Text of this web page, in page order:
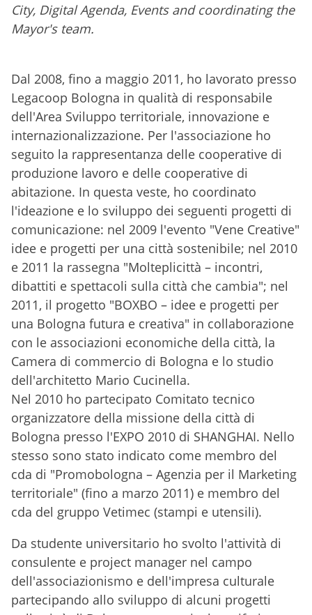
City, Digital Agenda, Events and coordinating the
Mayor's team.
Dal 2008, fino a maggio 2011, ho lavorato presso
Legacoop Bologna in qualità di responsabile
dell'Area Sviluppo territoriale, innovazione e
internazionalizzazione. Per l'associazione ho
seguito la rappresentanza delle cooperative di
produzione lavoro e delle cooperative di
abitazione. In questa veste, ho coordinato
l'ideazione e lo sviluppo dei seguenti progetti di
comunicazione: nel 2009 l'evento "Vene Creative"
idee e progetti per una città sostenibile; nel 2010
e 2011 la rassegna "Molteplicittà – incontri,
dibattiti e spettacoli sulla città che cambia"; nel
2011, il progetto "BOXBO – idee e progetti per
una Bologna futura e creativa" in collaborazione
con le associazioni economiche della città, la
Camera di commercio di Bologna e lo studio
dell'architetto Mario Cucinella.
Nel 2010 ho partecipato Comitato tecnico
organizzatore della missione della città di
Bologna presso l'EXPO 2010 di SHANGHAI. Nello
stesso sono stato indicato come membro del
cda di "Promobologna – Agenzia per il Marketing
territoriale" (fino a marzo 2011) e membro del
cda del gruppo Vetimec (stampi e utensili).
Da studente universitario ho svolto l'attività di
consulente e project manager nel campo
dell'associazionismo e dell'impresa culturale
partecipando allo sviluppo di alcuni progetti